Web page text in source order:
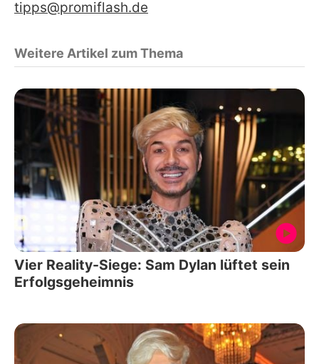
tipps@promiflash.de
Weitere Artikel zum Thema
Vier Reality-Siege: Sam Dylan lüftet sein
Erfolgsgeheimnis